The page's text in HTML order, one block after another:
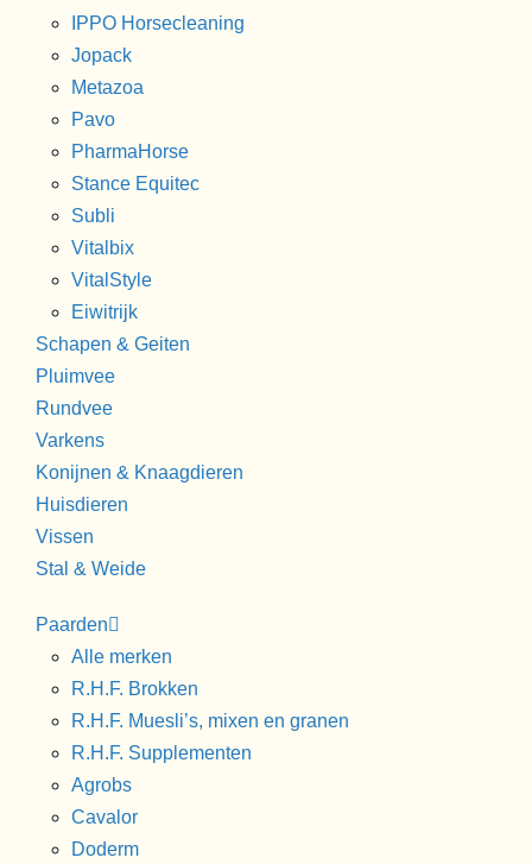
IPPO Horsecleaning
Jopack
Metazoa
Pavo
PharmaHorse
Stance Equitec
Subli
Vitalbix
VitalStyle
Eiwitrijk
Schapen & Geiten
Pluimvee
Rundvee
Varkens
Konijnen & Knaagdieren
Huisdieren
Vissen
Stal & Weide
Paarden
Alle merken
R.H.F. Brokken
R.H.F. Muesli’s, mixen en granen
R.H.F. Supplementen
Agrobs
Cavalor
Doderm